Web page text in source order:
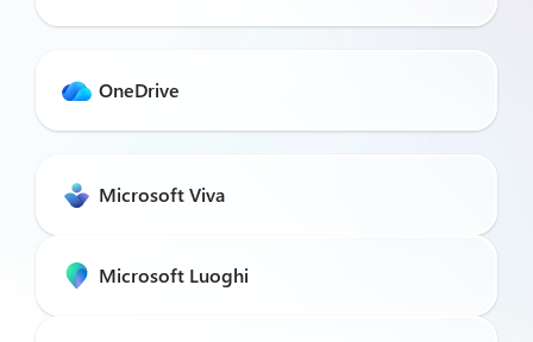
OneDrive
Microsoft Viva
Microsoft Luoghi